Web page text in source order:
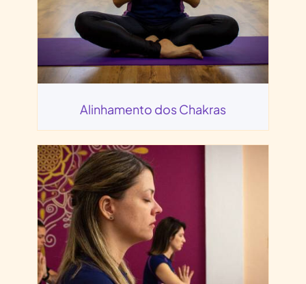
Alinhamento dos Chakras